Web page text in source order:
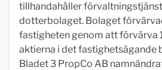
tillhandahåller
dotterbolaget. Bolaget
fastigheten genom att förvärva
aktierna i det fastighetsägande
Bladet 3 PropCo AB